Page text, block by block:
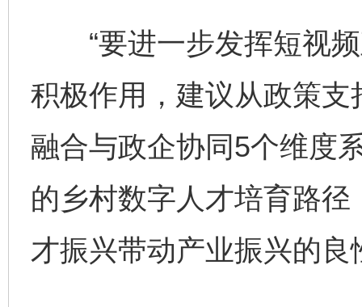
“要进一步发挥短视频
积极作用，建议从政策
融合与政企协同5个维度
的乡村数字人才培育路
才振兴带动产业振兴的良